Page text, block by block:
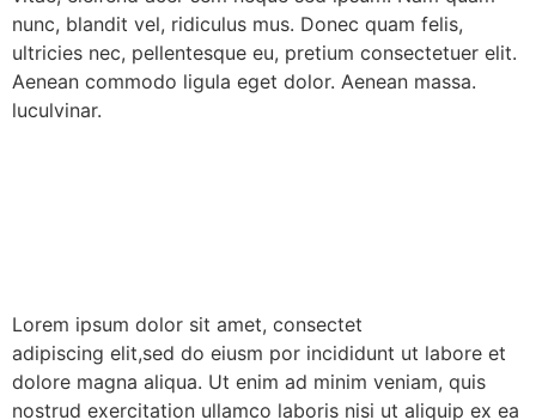
nunc, blandit vel, ridiculus mus. Donec quam felis,
ultricies nec, pellentesque eu, pretium consectetuer elit.
Aenean commodo ligula eget dolor. Aenean massa.
luculvinar.
Lorem ipsum dolor sit amet, consectet
adipiscing elit,sed do eiusm por incididunt ut labore et
dolore magna aliqua. Ut enim ad minim veniam, quis
nostrud exercitation ullamco laboris nisi ut aliquip ex ea